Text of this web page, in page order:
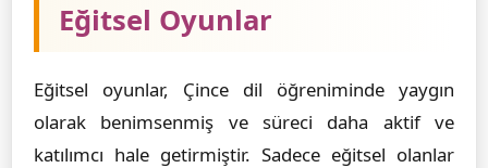
Eğitsel Oyunlar
Eğitsel oyunlar, Çince dil öğreniminde yaygın
olarak benimsenmiş ve süreci daha aktif ve
katılımcı hale getirmiştir. Sadece eğitsel olanlar